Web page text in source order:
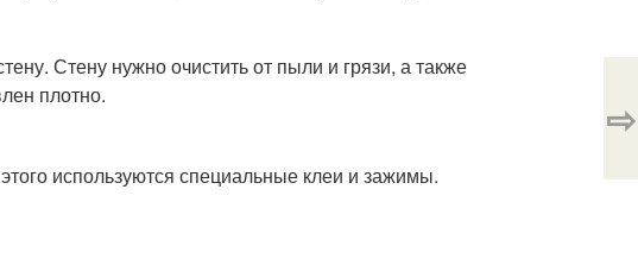
Стену нужно очистить от пыли и грязи, а также
плотно.
используются специальные клеи и зажимы.
⇨